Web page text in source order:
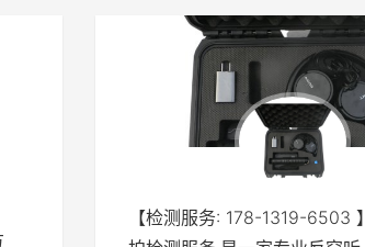
【检测服务: 178-1319-6503